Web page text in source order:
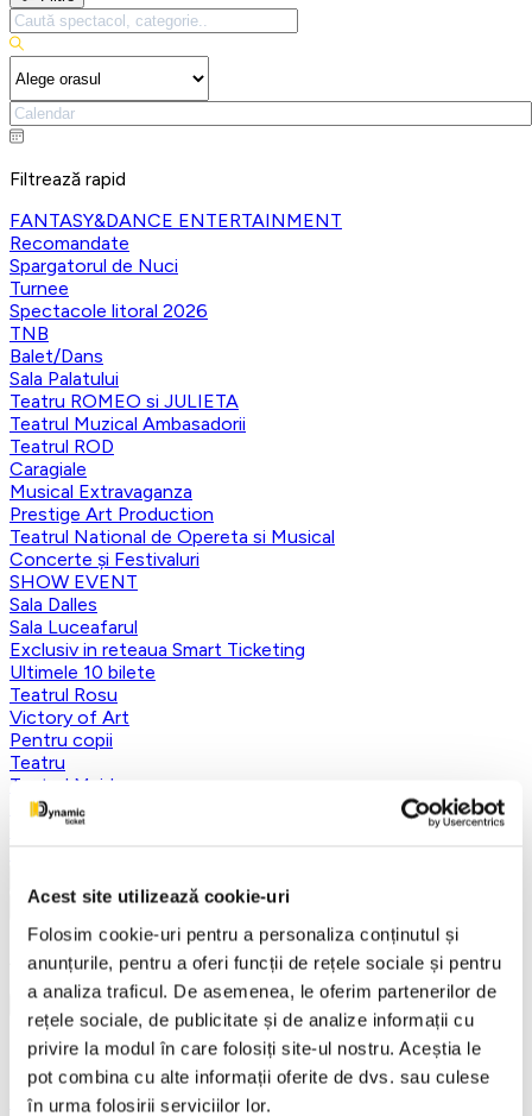
Acest site utilizează cookie-uri
Folosim cookie-uri pentru a personaliza conținutul și
anunțurile, pentru a oferi funcții de rețele sociale și pentru
a analiza traficul. De asemenea, le oferim partenerilor de
rețele sociale, de publicitate și de analize informații cu
privire la modul în care folosiți site-ul nostru. Aceștia le
pot combina cu alte informații oferite de dvs. sau culese
în urma folosirii serviciilor lor.
Filtrează rapid
FANTASY&DANCE ENTERTAINMENT
Recomandate
Spargatorul de Nuci
Turnee
Spectacole litoral 2026
TNB
Balet/Dans
Sala Palatului
Teatru ROMEO si JULIETA
Teatrul Muzical Ambasadorii
Teatrul ROD
Caragiale
Musical Extravaganza
Prestige Art Production
Teatrul National de Opereta si Musical
Concerte și Festivaluri
SHOW EVENT
Sala Dalles
Sala Luceafarul
Exclusiv in reteaua Smart Ticketing
Ultimele 10 bilete
Teatrul Rosu
Victory of Art
Pentru copii
Teatru
Teatrul Maidan
Trupa de teatru YuPPie ArT
Compania de Teatru Concordia
Vezi mai puțin
Aplică filtre
Categorii
Toate categoriile